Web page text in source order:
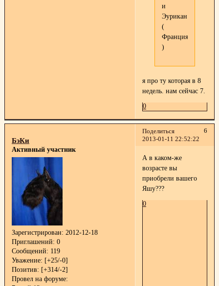
и
Эурикан
(
Франция
)
я про ту которая в 8
недель. нам сейчас 7.
0
Поделиться
6
2013-01-11 22:52:22
БэКи
Активный участник
Зарегистрирован: 2012-12-18
Приглашений: 0
Сообщений: 119
Уважение: [+25/-0]
Позитив: [+314/-2]
Провел на форуме:
А в каком-же
возрасте вы
приобрели вашего
Яшу???
0